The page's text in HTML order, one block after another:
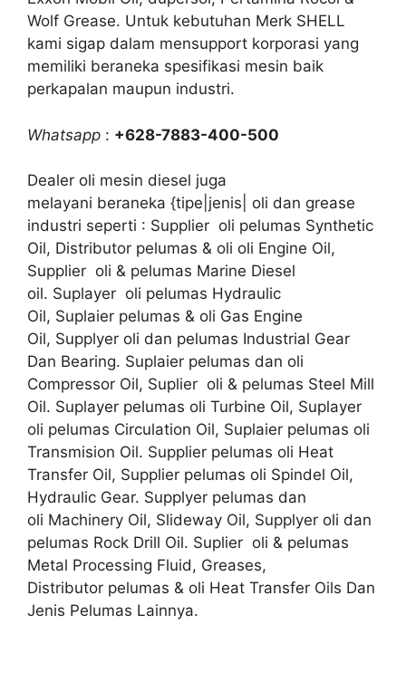
Wolf Grease. Untuk kebutuhan Merk SHELL
kami sigap dalam mensupport korporasi yang
memiliki beraneka spesifikasi mesin baik
perkapalan maupun industri.
Whatsapp : +628-7883-400-500
Dealer oli mesin diesel juga
melayani beraneka {tipe|jenis| oli dan grease
industri seperti : Supplier oli pelumas Synthetic
Oil, Distributor pelumas & oli oli Engine Oil,
Supplier oli & pelumas Marine Diesel
oil. Suplayer oli pelumas Hydraulic
Oil, Suplaier pelumas & oli Gas Engine
Oil, Supplyer oli dan pelumas Industrial Gear
Dan Bearing. Suplaier pelumas dan oli
Compressor Oil, Suplier oli & pelumas Steel Mill
Oil. Suplayer pelumas oli Turbine Oil, Suplayer
oli pelumas Circulation Oil, Suplaier pelumas oli
Transmision Oil. Supplier pelumas oli Heat
Transfer Oil, Supplier pelumas oli Spindel Oil,
Hydraulic Gear. Supplyer pelumas dan
oli Machinery Oil, Slideway Oil, Supplyer oli dan
pelumas Rock Drill Oil. Suplier oli & pelumas
Metal Processing Fluid, Greases,
Distributor pelumas & oli Heat Transfer Oils Dan
Jenis Pelumas Lainnya.